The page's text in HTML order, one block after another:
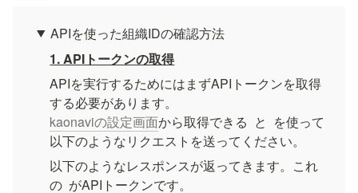
APIを使った組織IDの確認方法
1. APIトークンの取得
APIを実行するためにはまずAPIトークンを取得
kaonaviの設定画面から取得できる と を使って
以下のようなリクエストを送ってください。
以下のようなレスポンスが返ってきます。これ
の がAPIトークンです。